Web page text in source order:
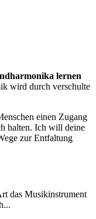
lernen
wird durch verschulte
einen Zugang
halten. Ich will deine
zur Entfaltung
das Musikinstrument